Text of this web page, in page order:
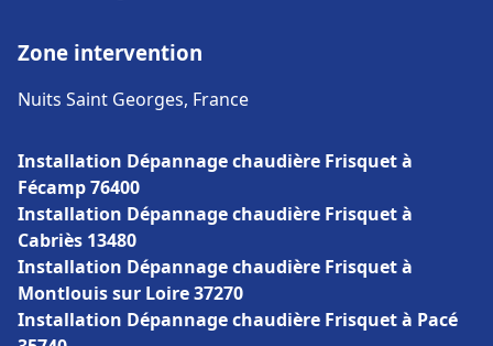
Zone intervention
Nuits Saint Georges, France
Installation Dépannage chaudière Frisquet à
Fécamp 76400
Installation Dépannage chaudière Frisquet à
Cabriès 13480
Installation Dépannage chaudière Frisquet à
Montlouis sur Loire 37270
Installation Dépannage chaudière Frisquet à Pacé